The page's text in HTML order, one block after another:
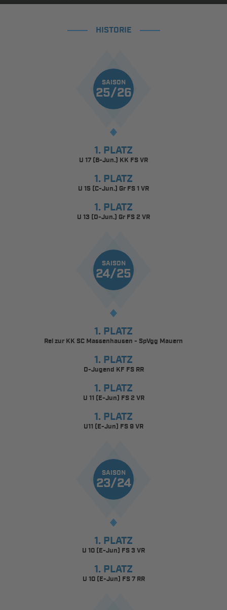
HISTORIE
SAISON
25/26
1. PLATZ
U 17 (B-Jun.) KK FS VR
1. PLATZ
U 15 (C-Jun.) Gr FS 1 VR
1. PLATZ
U 13 (D-Jun.) Gr FS 2 VR
SAISON
24/25
1. PLATZ
Rel zur KK SC Massenhausen - SpVgg Mauern
1. PLATZ
D-Jugend KF FS RR
1. PLATZ
U 11 (E-Jun) FS 2 VR
1. PLATZ
U11 (E-Jun) FS 9 VR
SAISON
23/24
1. PLATZ
U 10 (E-Jun) FS 3 VR
1. PLATZ
U 10 (E-Jun) FS 7 RR